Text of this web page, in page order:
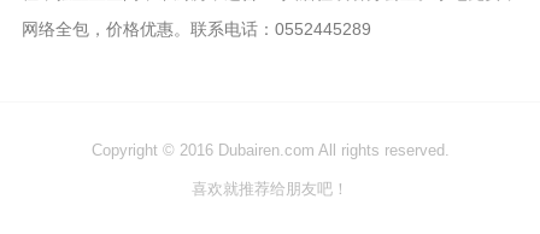
网络全包，价格优惠。联系电话：0552445289
Copyright © 2016 Dubairen.com All rights reserved.
喜欢就推荐给朋友吧！